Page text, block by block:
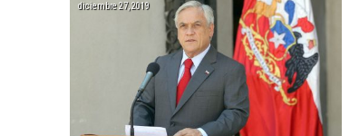
diciembre 27, 2019